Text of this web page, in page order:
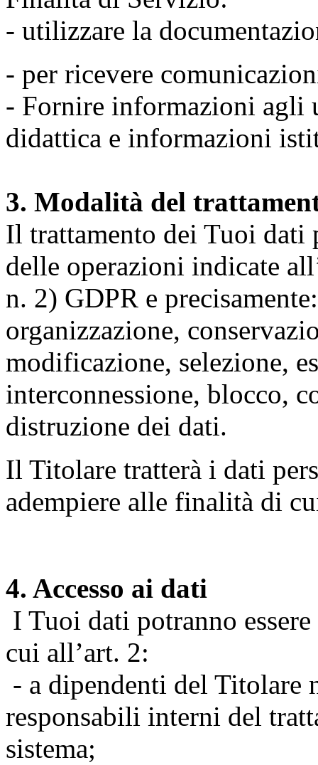
- utilizzare la
- per ricevere
- Fornire informazioni agli
didattica e informazioni
3. Modalità del
Il trattamento dei Tuoi dati
delle operazioni indicate
n. 2) GDPR e
organizzazione,
modificazione, selezione,
interconnessione, blocco,
distruzione dei dati.
Il Titolare tratterà i dati
adempiere alle finalità di
4. Accesso ai dati
I Tuoi dati potranno
cui all’art. 2:
- a dipendenti del Titolare
responsabili interni del
sistema;